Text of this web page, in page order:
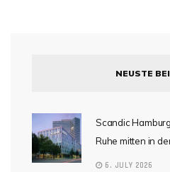
NEUSTE
Scandic
Ruhe mitten in
6. JULY 2026